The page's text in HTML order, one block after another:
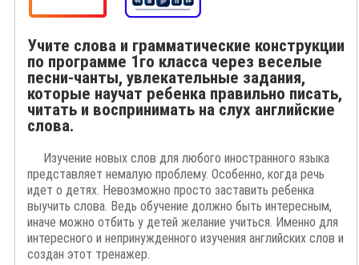
Учите слова и грамматические конструкции
по программе 1го класса через веселые
песни-чанты, увлекательные задания,
которые научат ребенка правильно писать,
читать и воспринимать на слух английские
слова.
Изучение новых слов для любого иностранного языка
представляет немалую проблему. Особенно, когда речь
идет о детях. Невозможно просто заставить ребенка
выучить слова. Ведь обучение должно быть интересным,
иначе можно отбить у детей желание учиться. Именно для
интересного и непринужденного изучения английских слов и
создан этот тренажер.